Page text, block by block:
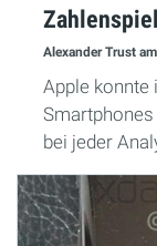
Alexander Trust
Apple konnte
bei jeder